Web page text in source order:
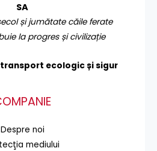
SA
și jumătate căile ferate
la progres și civilizație
transport ecologic și sigur
Despre noi
mediului